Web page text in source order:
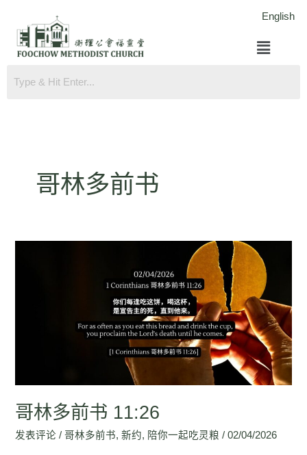
English
菜
单
哥林多前书
哥林多前书 11:26
发表评论 /哥林多前书,新约, 陪你一起吃灵粮 /02/04/2026